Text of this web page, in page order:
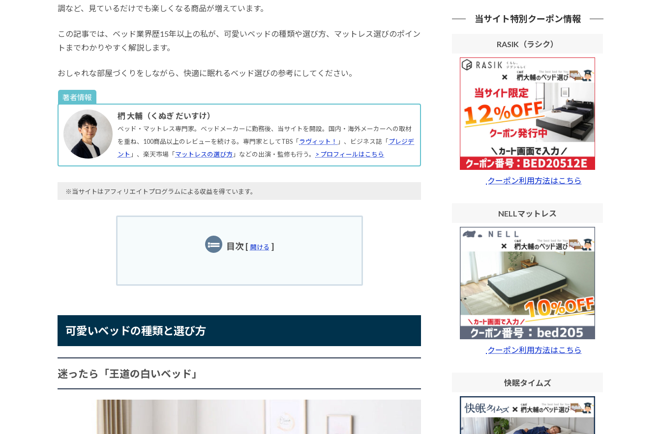
調など、見ているだけでも楽しくなる商品が増えています。
この記事では、ベッド業界歴15年以上の私が、可愛いベッドの種類や選び方、マットレス選びのポイン
トまでわかりやすく解説します。
おしゃれな部屋づくりをしながら、快適に眠れるベッド選びの参考にしてください。
著者情報
椚 大輔（くぬぎ だいすけ）
ベッド・マットレス専門家。ベッドメーカーに勤務後、当サイトを開設。国内・海外メーカーへの取材
を重ね、100商品以上のレビューを続ける。専門家としてTBS「ラヴィット！ 」、ビジネス誌「プレジデ
ント 」、楽天市場「マットレスの選び方 」などの出演・監修も行う。 > プロフィールはこちら
※当サイトはアフィリエイトプログラムによる収益を得ています。
目次 [ 開ける ]
可愛いベッドの種類と選び方
迷ったら「王道の白いベッド」
当サイト特別クーポン情報
RASIK（ラシク）
クーポン利用方法はこちら
NELLマットレス
クーポン利用方法はこちら
快眠タイムズ